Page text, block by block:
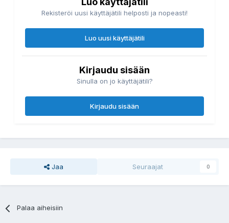
Rekisteröi uusi käyttäjätili helposti ja nopeasti!
Luo uusi käyttäjätili
Kirjaudu sisään
Sinulla on jo käyttäjätili?
Kirjaudu sisään
Jaa Seuraajat 0
Palaa aiheisiin